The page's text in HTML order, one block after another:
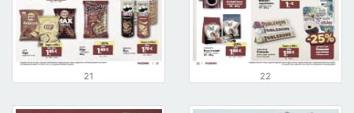
21 22